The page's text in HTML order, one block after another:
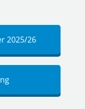
2025/26